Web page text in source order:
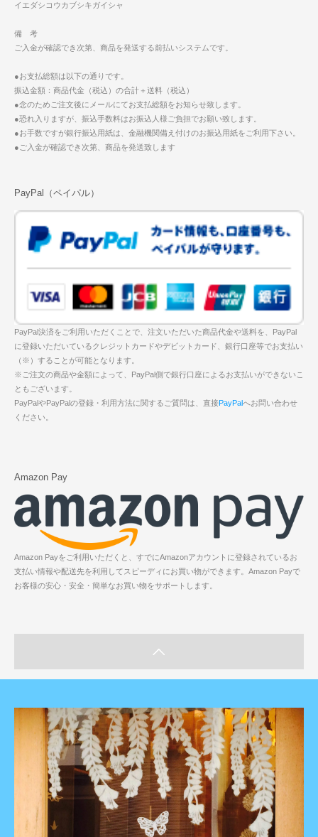
イエダシコウカブシキガイシャ
備 考
ご入金が確認でき次第、商品を発送する前払いシステムです。
●お支払総額は以下の通りです。
振込金額：商品代金（税込）の合計＋送料（税込）
●念のためご注文後にメールにてお支払総額をお知らせ致します。
●恐れ入りますが、振込手数料はお振込人様ご負担でお願い致します。
●お手数ですが銀行振込用紙は、金融機関備え付けのお振込用紙をご利用下さい。
●ご入金が確認でき次第、商品を発送致します
PayPal（ペイパル）
PayPal決済をご利用いただくことで、注文いただいた商品代金や送料を、PayPal
に登録いただいているクレジットカードやデビットカード、銀行口座等でお支払い
（※）することが可能となります。
※ご注文の商品や金額によって、PayPal側で銀行口座によるお支払いができないこ
ともございます。
PayPalやPayPalの登録・利用方法に関するご質問は、直接PayPalへお問い合わせ
ください。
Amazon Pay
Amazon Payをご利用いただくと、すでにAmazonアカウントに登録されているお
支払い情報や配送先を利用してスピーディにお買い物ができます。Amazon Payで
お客様の安心・安全・簡単なお買い物をサポートします。